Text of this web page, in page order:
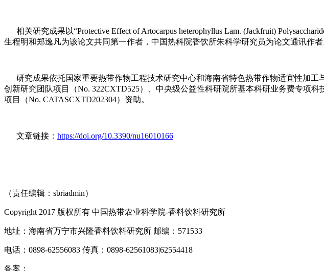
相关研究成果以“Protective Effect of Artocarpus heterophyllus Lam. (Jackfruit)
生程明和郑逸凡为该论文共同第一作者，中国热科院香饮所朱科学研究员为论文通讯作者
研究成果依托国家重要热带作物工程技术研究中心和海南省特色热带作物适宜性加工
创新研究团队项目（No. 322CXTD525）、中央级公益性科研院所基本科研业务费专项
项目（No. CATASCXTD202304）资助。
文章链接： https://doi.org/10.3390/nu16010166
（责任编辑：sbriadmin）
Copyright 2017 版权所有 中国热带农业科学院-香料饮料研究所
地址：海南省万宁市兴隆香料饮料研究所 邮编：571533
电话：0898-62556083 传真：0898-62561083|62554418
备案：